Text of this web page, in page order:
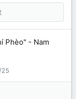
Phèo" - Nam